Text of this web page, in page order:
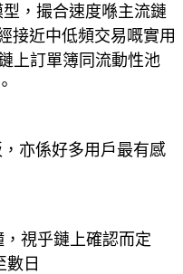
，撮合速度喺主流鏈
接近中低頻交易嘅實用
上訂單簿同流動性池
，亦係好多用戶最有感
視乎鏈上確認而定
數日